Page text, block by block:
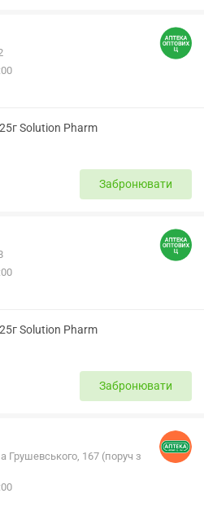
Solution Pharm
Забронювати
Solution Pharm
Забронювати
Грушевського, 167 (поруч з